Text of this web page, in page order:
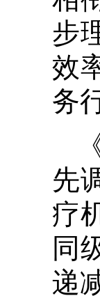
步
效
务
先
疗
同
递